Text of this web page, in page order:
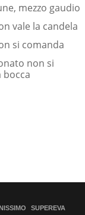
mezzo gaudio
vale la candela
si comanda
non si
bocca
SUPEREVA